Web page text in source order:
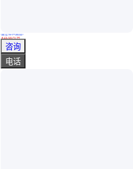
森林管线车 水带敷设消防车 消防救援机具装备车
真实性已核验
￥15 .00万/台
湖北随州
咨询
电话